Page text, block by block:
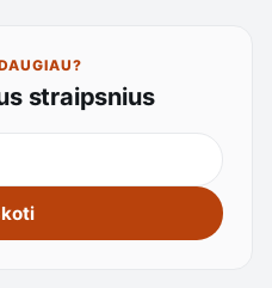
straipsnius